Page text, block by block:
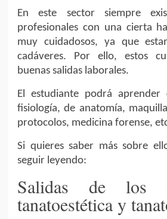
En este sector siempre
profesionales con una cierta
muy cuidadosos, ya que
cadáveres. Por ello, estos
buenas salidas laborales.
El estudiante podrá aprender
fisiología, de anatomía,
protocolos, medicina forense,
Si quieres saber más sobre
seguir leyendo:
Salidas de los
tanatoestética y